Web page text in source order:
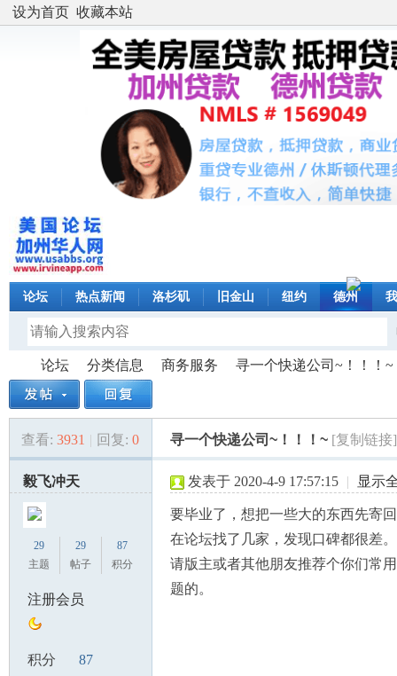
设为首页 收藏本站
论坛 热点新闻 洛杉矶 旧金山 纽约 德州
美»
论坛
›
分类信息 商务服务
›
寻一个快递公司~！！！~
查看: 3931 | 回复: 0 寻一个快递公司~！！！~ [复制链接]
毅飞冲天
29
主题
29
帖子
87
积分
注册会员
积分 87
发表于 2020-4-9 17:57:15 | 显示
要毕业了，想把一些大的东西先寄
在论坛找了几家，发现口碑都很差。
请版主或者其他朋友推荐个你们常
题的。